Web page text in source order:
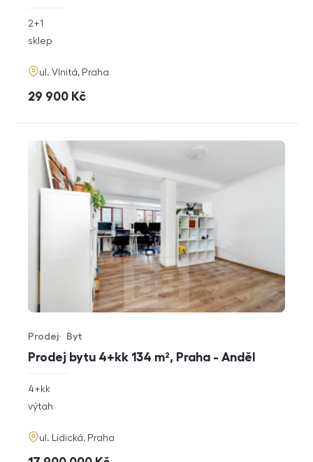
rozměry
2+1
funkce
sklep
adresa
ul. Vlnitá, Praha
cena
29 900 Kč
Prodej bytu 4+kk 134 m², Praha - Anděl
Typ nabídky
Prodej
Typ nemovitosti
Byt
rozměry
dispozice
4+kk
funkce
výtah
adresa
ul. Lidická, Praha